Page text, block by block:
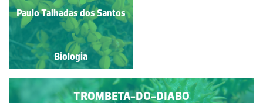
Paulo Talhadas dos Santos
Biologia
TROMBETA-DO-DIABO
Paulo Talhadas dos Santos
Biologia